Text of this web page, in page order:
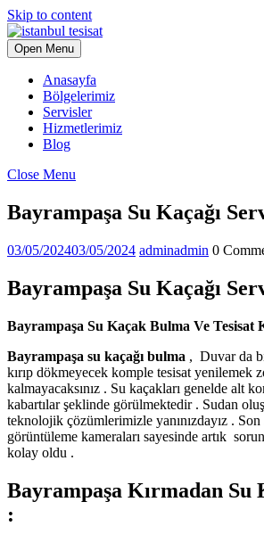
Skip to content
Open Menu
Anasayfa
Bölgelerimiz
Servisler
Hizmetlerimiz
Blog
Close Menu
Bayrampaşa Su Kaçağı
03/05/202403/05/2024 adminadmin 0
Bayrampaşa Su Kaçağı
Bayrampaşa Su Kaçak Bulma Ve Tesisat
Bayrampaşa su kaçağı bulma , Duvar da
kırıp dökmeyecek komple tesisat yenilemek
kalmayacaksınız . Su kaçakları genelde alt
kabartılar şeklinde görülmektedir . Sudan
teknolojik çözümlerimizle yanınızdayız . Son
görüntüleme kameraları sayesinde artık
kolay oldu .
Bayrampaşa Kırmadan Su
: